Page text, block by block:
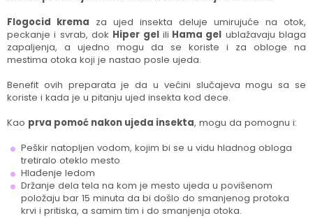
Flogocid krema za ujed insekta deluje umirujuće na otok,
peckanje i svrab, dok Hiper gelili Hama gel ublažavaju blaga
zapaljenja, a ujedno mogu da se koriste i za obloge na
mestima otoka koji je nastao posle ujeda.
Benefit ovih preparata je da u većini slučajeva mogu sa se
koriste i kada je u pitanju ujed insekta kod dece.
Kao prva pomoć nakon ujeda insekta, mogu da pomognu i:
Peškir natopljen vodom, kojim bi se u vidu hladnog obloga
tretiralo oteklo mesto
Hlađenje ledom
Držanje dela tela na kom je mesto ujeda u povišenom
položaju bar 15 minuta da bi došlo do smanjenog protoka
krvi i pritiska, a samim tim i do smanjenja otoka.